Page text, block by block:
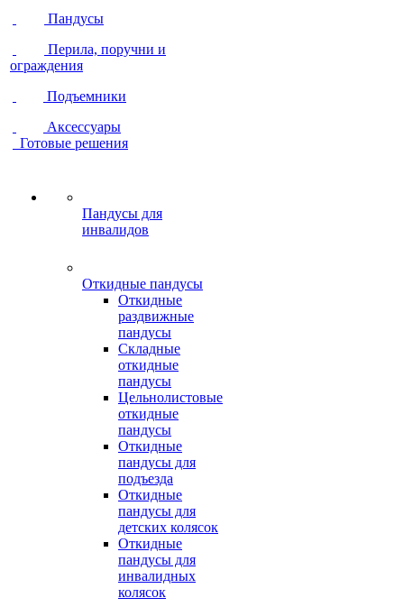
Пандусы
Перила, поручни и
ограждения
Подъемники
Аксессуары
Готовые решения
Пандусы для
инвалидов
Откидные пандусы
Откидные
раздвижные
пандусы
Складные
откидные
пандусы
Цельнолистовые
откидные
пандусы
Откидные
пандусы для
подъезда
Откидные
пандусы для
детских колясок
Откидные
пандусы для
инвалидных
колясок